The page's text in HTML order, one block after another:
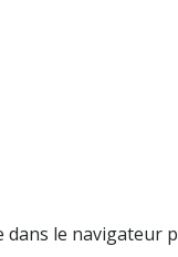
le navigateur